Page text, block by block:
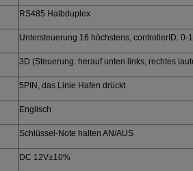
RS485 Halbduplex
Untersteuerung 16 höchstens, controllerID: 0-
3D (Steuerung: herauf unten links, rechtes
5PIN, das Linie Hafen drückt
Englisch
Schlüssel-Note halten AN/AUS
DC 12V±10%